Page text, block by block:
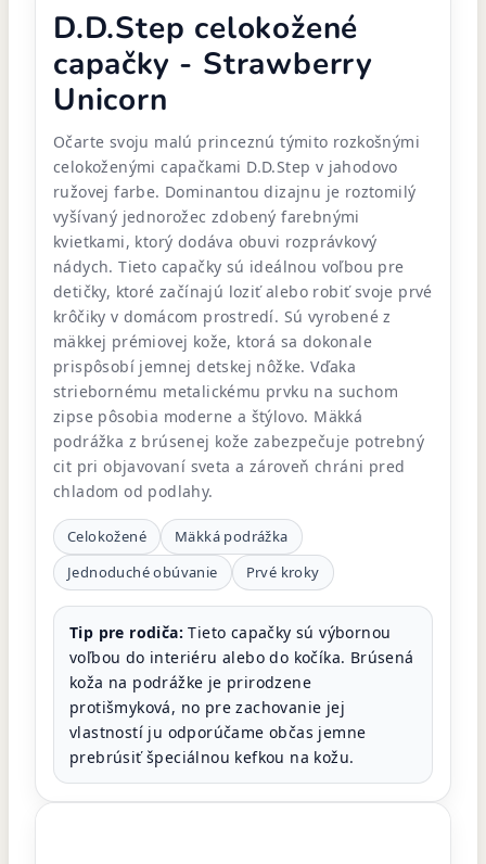
D.D.Step celokožené
capačky - Strawberry
Unicorn
Očarte svoju malú princeznú týmito rozkošnými
celokoženými capačkami D.D.Step v jahodovo
ružovej farbe. Dominantou dizajnu je roztomilý
vyšívaný jednorožec zdobený farebnými
kvietkami, ktorý dodáva obuvi rozprávkový
nádych. Tieto capačky sú ideálnou voľbou pre
detičky, ktoré začínajú loziť alebo robiť svoje prvé
krôčiky v domácom prostredí. Sú vyrobené z
mäkkej prémiovej kože, ktorá sa dokonale
prispôsobí jemnej detskej nôžke. Vďaka
striebornému metalickému prvku na suchom
zipse pôsobia moderne a štýlovo. Mäkká
podrážka z brúsenej kože zabezpečuje potrebný
cit pri objavovaní sveta a zároveň chráni pred
chladom od podlahy.
Celokožené
Mäkká podrážka
Jednoduché obúvanie
Prvé kroky
Tip pre rodiča: Tieto capačky sú výbornou
voľbou do interiéru alebo do kočíka. Brúsená
koža na podrážke je prirodzene
protišmyková, no pre zachovanie jej
vlastností ju odporúčame občas jemne
prebrúsiť špeciálnou kefkou na kožu.